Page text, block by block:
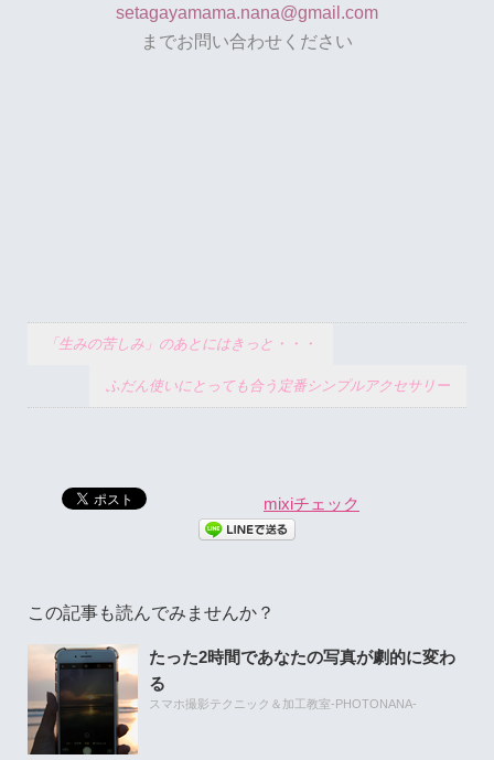
setagayamama.nana@gmail.com
までお問い合わせください
「生みの苦しみ」のあとにはきっと・・・
ふだん使いにとっても合う定番シンプルアクセサリー
mixiチェック
この記事も読んでみませんか？
たった2時間であなたの写真が劇的に変わ
る
スマホ撮影テクニック＆加工教室-PHOTONANA-